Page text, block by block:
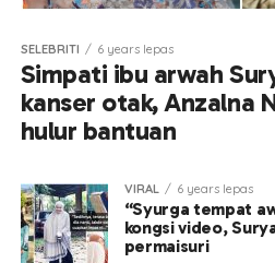
SELEBRITI 6 years lepas
Simpati ibu arwah
kanser otak, Anzalna
hulur bantuan
VIRAL 6 years lepas
“Syurga tempat
kongsi video,
permaisuri